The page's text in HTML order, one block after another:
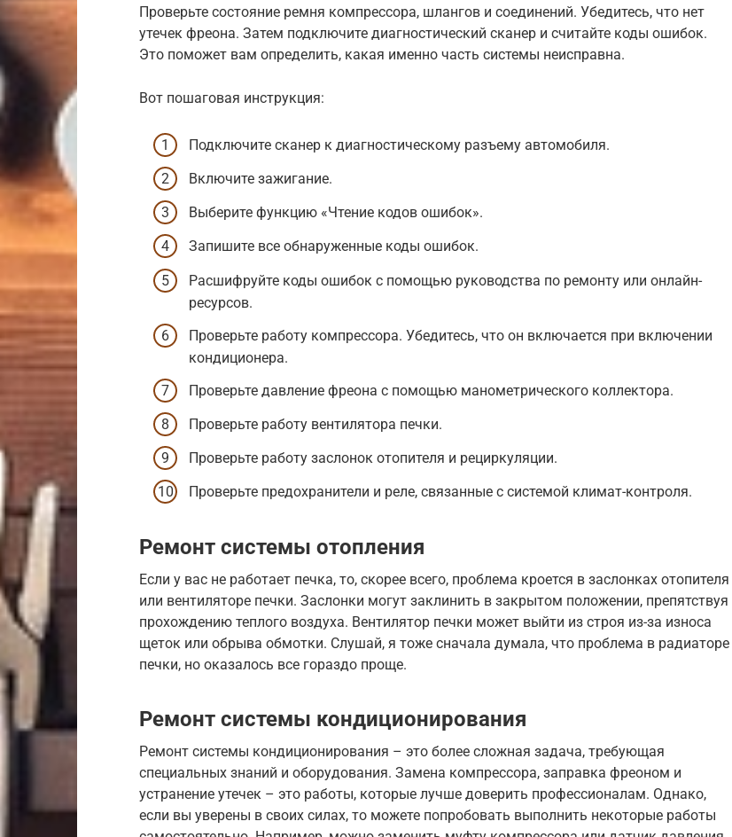
Проверьте состояние ремня компрессора, шлангов и соединений. Убедитесь, что нет
утечек фреона. Затем подключите диагностический сканер и считайте коды ошибок.
Это поможет вам определить, какая именно часть системы неисправна.
Вот пошаговая инструкция:
Подключите сканер к диагностическому разъему автомобиля.
Включите зажигание.
Выберите функцию «Чтение кодов ошибок».
Запишите все обнаруженные коды ошибок.
Расшифруйте коды ошибок с помощью руководства по ремонту или онлайн-
ресурсов.
Проверьте работу компрессора. Убедитесь, что он включается при включении
кондиционера.
Проверьте давление фреона с помощью манометрического коллектора.
Проверьте работу вентилятора печки.
Проверьте работу заслонок отопителя и рециркуляции.
Проверьте предохранители и реле, связанные с системой климат-контроля.
Ремонт системы отопления
Если у вас не работает печка, то, скорее всего, проблема кроется в заслонках отопителя
или вентиляторе печки. Заслонки могут заклинить в закрытом положении, препятствуя
прохождению теплого воздуха. Вентилятор печки может выйти из строя из-за износа
щеток или обрыва обмотки. Слушай, я тоже сначала думала, что проблема в радиаторе
печки, но оказалось все гораздо проще.
Ремонт системы кондиционирования
Ремонт системы кондиционирования – это более сложная задача, требующая
специальных знаний и оборудования. Замена компрессора, заправка фреоном и
устранение утечек – это работы, которые лучше доверить профессионалам. Однако,
если вы уверены в своих силах, то можете попробовать выполнить некоторые работы